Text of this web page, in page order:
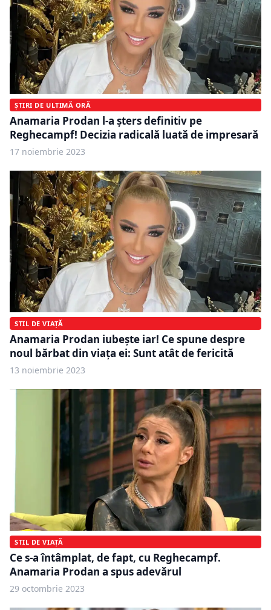
ȘTIRI DE ULTIMĂ ORĂ
Anamaria Prodan l-a șters definitiv pe
Reghecampf! Decizia radicală luată de impresară
17 noiembrie 2023
STIL DE VIAȚĂ
Anamaria Prodan iubeşte iar! Ce spune despre
noul bărbat din viaţa ei: Sunt atât de fericită
13 noiembrie 2023
STIL DE VIAȚĂ
Ce s-a întâmplat, de fapt, cu Reghecampf.
Anamaria Prodan a spus adevărul
29 octombrie 2023